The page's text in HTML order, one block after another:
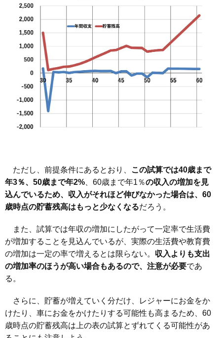
ただし、前提条件にあるとおり、
この試算では40歳まで
年3％、50歳まで年2% 、60歳まで年1％の収入の増加を見
込んでいるため、収入がそれほど伸びなかった場合は、60
歳時点の貯蓄残高はもっと少なくなるだろう。
また、試算では年収の増加にしたがって一定率で生活費
が増加することを見込んでいるが、実際の生活費や教育費
の増加は一定の率で増えるとは限らない。 収入よりも支出
の増加率のほうが高い場合もあるので、注意が必要であ
る。
さらに、貯蓄が増えていく分だけ、レジャーにお金をか
けたり、車にお金をかけたりする可能性も高まるため、60
歳時点の貯蓄残高は上の表の試算とずれてくる可能性があ